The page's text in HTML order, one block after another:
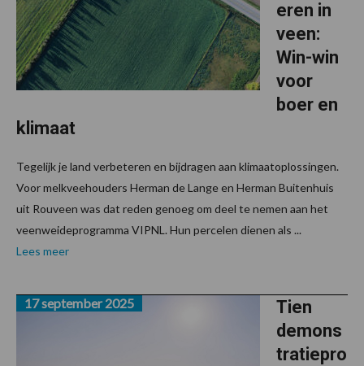
eren in
veen:
Win-win
voor
boer en
klimaat
Tegelijk je land verbeteren en bijdragen aan klimaatoplossingen.
Voor melkveehouders Herman de Lange en Herman Buitenhuis
uit Rouveen was dat reden genoeg om deel te nemen aan het
veenweideprogramma VIPNL. Hun percelen dienen als ...
Lees meer
Tien
demons
tratiepro
17 september 2025